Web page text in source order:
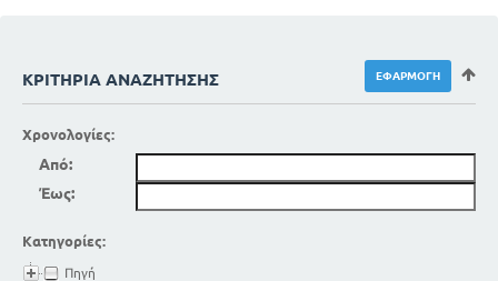
ΚΡΙΤΉΡΙΑ ΑΝΑΖΉΤΗΣΗΣ
Χρονολογίες:
Από:
Έως:
Κατηγορίες:
Πηγή